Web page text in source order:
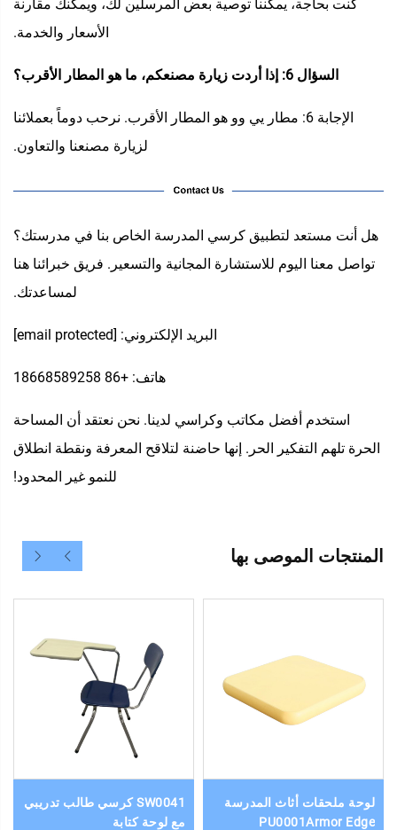
كنت بحاجة، يمكننا توصية بعض المرسلين لك، ويمكنك مقارنة
الأسعار والخدمة.
السؤال 6: إذا أردت زيارة مصنعكم، ما هو المطار الأقرب؟
الإجابة 6: مطار يي وو هو المطار الأقرب. نرحب دوماً بعملائنا
لزيارة مصنعنا والتعاون.
هل أنت مستعد لتطبيق كرسي المدرسة الخاص بنا في مدرستك؟
تواصل معنا اليوم للاستشارة المجانية والتسعير. فريق خبرائنا هنا
لمساعدتك.
البريد الإلكتروني: [email protected]
هاتف: +86 18668589258
استخدم أفضل مكاتب وكراسي لدينا. نحن نعتقد أن المساحة
الحرة تلهم التفكير الحر. إنها حاضنة لتلاقح المعرفة ونقطة انطلاق
للنمو غير المحدود!
المنتجات الموصى بها
لوحة ملحقات أثاث المدرسة
PU0001Armor Edge
SW0041 كرسي طالب تدريبي
مع لوحة كتابة